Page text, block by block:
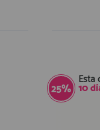
25%
Esta
10